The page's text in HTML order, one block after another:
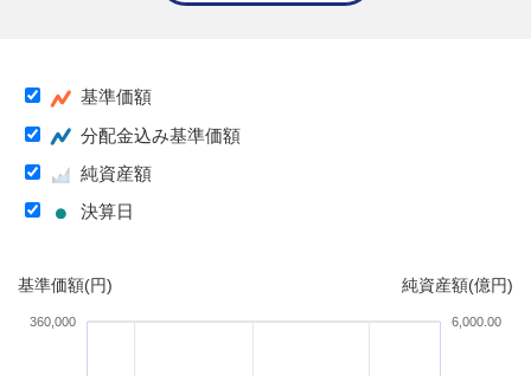
基準価額
分配金込み基準価額
純資産額
決算日
基準価額(円) 純資産額(億円)
360,000 6,000.00